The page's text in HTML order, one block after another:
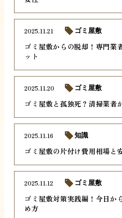
ゴミ屋敷からの脱却！専門業
ット
2025.11.21 ゴミ屋敷
ゴミ屋敷と孤独死？清掃業者
2025.11.20 ゴミ屋敷
ゴミ屋敷の片付け費用相場と
2025.11.16 知識
ゴミ屋敷対策実践編！今日か
め方
2025.11.12 ゴミ屋敷